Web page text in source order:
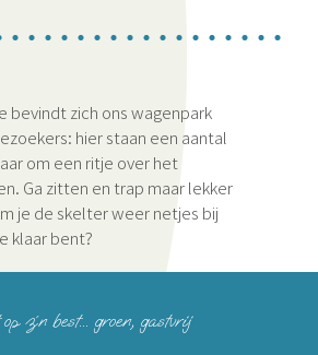
bevindt zich ons wagenpark
hier staan een aantal
om een ritje over het
Ga zitten en trap maar lekker
je de skelter weer netjes bij
klaar bent?
z´n best... groen, gastvrij